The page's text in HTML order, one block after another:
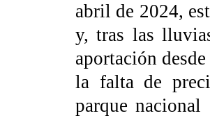
abril de 2024,
y, tras las
aportación
la falta de
parque